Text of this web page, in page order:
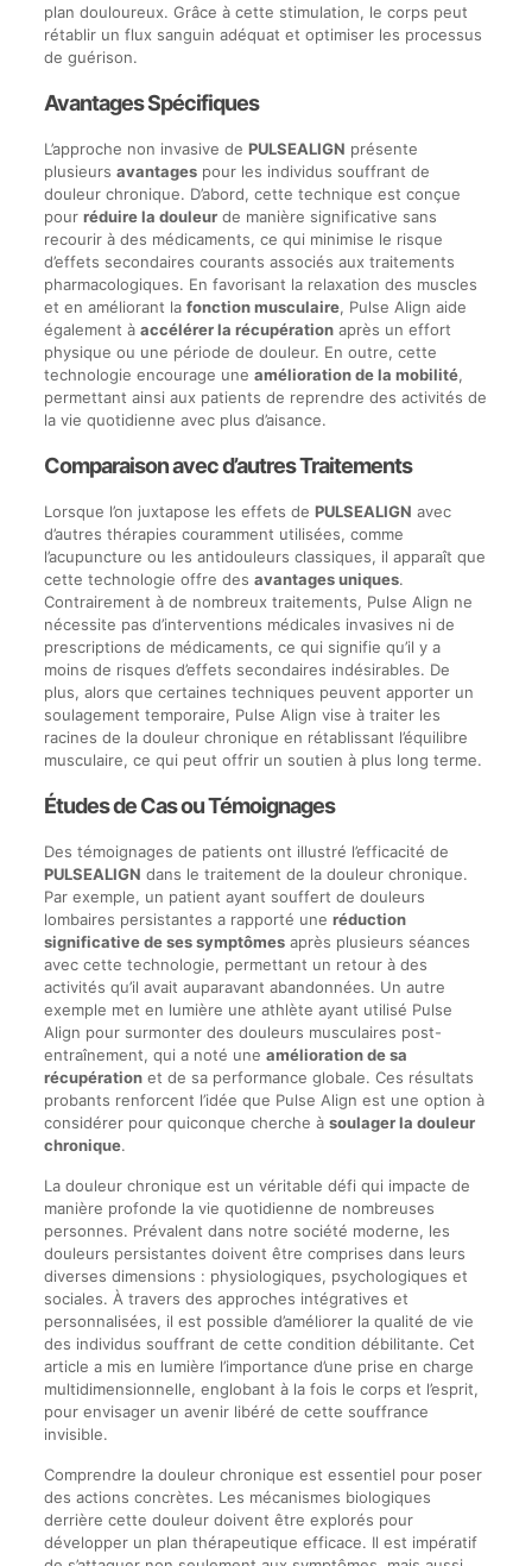
plan douloureux. Grâce à cette stimulation, le corps peut
rétablir un flux sanguin adéquat et optimiser les processus
de guérison.
Avantages Spécifiques
L’approche non invasive de PULSEALIGN présente
plusieurs avantagespour les individus souffrant de
douleur chronique. D’abord, cette technique est conçue
pour réduire la douleurde manière significative sans
recourir à des médicaments, ce qui minimise le risque
d’effets secondaires courants associés aux traitements
pharmacologiques. En favorisant la relaxation des muscles
et en améliorant la fonction musculaire, Pulse Align aide
également à accélérer la récupérationaprès un effort
physique ou une période de douleur. En outre, cette
technologie encourage une amélioration de la mobilité,
permettant ainsi aux patients de reprendre des activités de
la vie quotidienne avec plus d’aisance.
Comparaison avec d’autres Traitements
Lorsque l’on juxtapose les effets de PULSEALIGN avec
d’autres thérapies couramment utilisées, comme
l’acupuncture ou les antidouleurs classiques, il apparaît que
cette technologie offre des avantages uniques.
Contrairement à de nombreux traitements, Pulse Align ne
nécessite pas d’interventions médicales invasives ni de
prescriptions de médicaments, ce qui signifie qu’il y a
moins de risques d’effets secondaires indésirables. De
plus, alors que certaines techniques peuvent apporter un
soulagement temporaire, Pulse Align vise à traiter les
racines de la douleur chronique en rétablissant l’équilibre
musculaire, ce qui peut offrir un soutien à plus long terme.
Études de Cas ou Témoignages
Des témoignages de patients ont illustré l’efficacité de
PULSEALIGN dans le traitement de la douleur chronique.
Par exemple, un patient ayant souffert de douleurs
lombaires persistantes a rapporté une réduction
significative de ses symptômesaprès plusieurs séances
avec cette technologie, permettant un retour à des
activités qu’il avait auparavant abandonnées. Un autre
exemple met en lumière une athlète ayant utilisé Pulse
Align pour surmonter des douleurs musculaires post-
entraînement, qui a noté une amélioration de sa
récupérationet de sa performance globale. Ces résultats
probants renforcent l’idée que Pulse Align est une option à
considérer pour quiconque cherche à soulager la douleur
chronique.
La douleur chronique est un véritable défi qui impacte de
manière profonde la vie quotidienne de nombreuses
personnes. Prévalent dans notre société moderne, les
douleurs persistantes doivent être comprises dans leurs
diverses dimensions : physiologiques, psychologiques et
sociales. À travers des approches intégratives et
personnalisées, il est possible d’améliorer la qualité de vie
des individus souffrant de cette condition débilitante. Cet
article a mis en lumière l’importance d’une prise en charge
multidimensionnelle, englobant à la fois le corps et l’esprit,
pour envisager un avenir libéré de cette souffrance
invisible.
Comprendre la douleur chronique est essentiel pour poser
des actions concrètes. Les mécanismes biologiques
derrière cette douleur doivent être explorés pour
développer un plan thérapeutique efficace. Il est impératif